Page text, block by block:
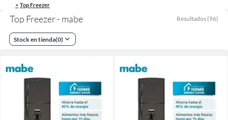
Top Freezer
Top Freezer - mabe Resultados (96)
Stock en tienda(0)